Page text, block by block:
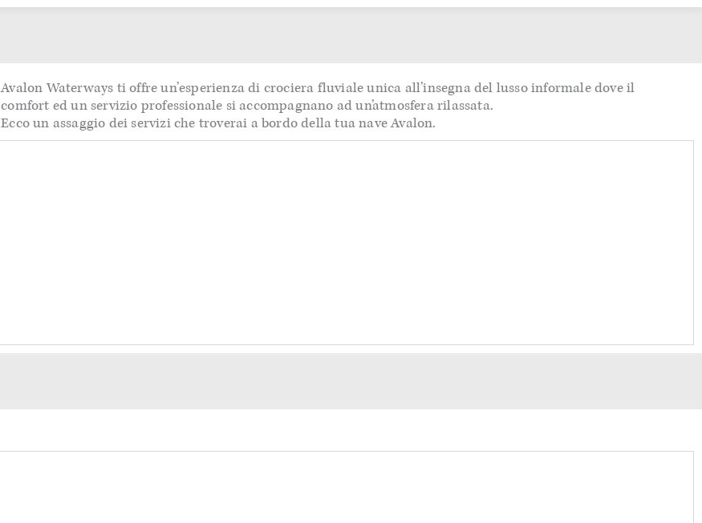
Avalon Waterways ti offre un’esperienza di crociera fluviale unica all’insegna del lusso informale dove il
comfort ed un servizio professionale si accompagnano ad un’atmosfera rilassata.
Ecco un assaggio dei servizi che troverai a bordo della tua nave Avalon.